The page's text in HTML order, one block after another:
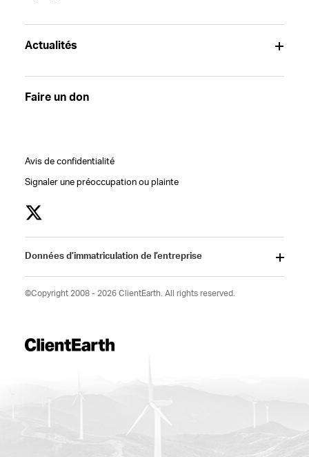
Actualités
Faire un don
Avis de confidentialité
Signaler une préoccupation ou plainte
Données d’immatriculation de l’entreprise
©Copyright 2008 - 2026 ClientEarth. All rights reserved.